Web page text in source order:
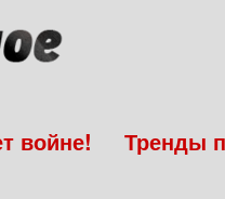
войне! Тренды